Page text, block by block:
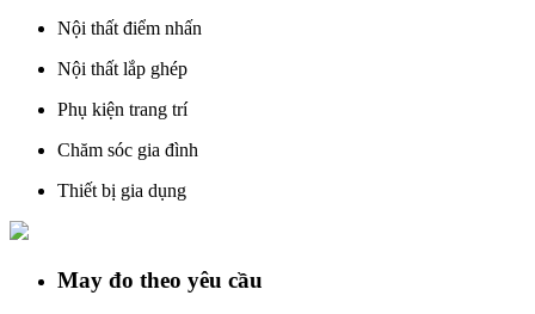
Nội thất điểm nhấn
Nội thất lắp ghép
Phụ kiện trang trí
Chăm sóc gia đình
Thiết bị gia dụng
May đo theo yêu cầu